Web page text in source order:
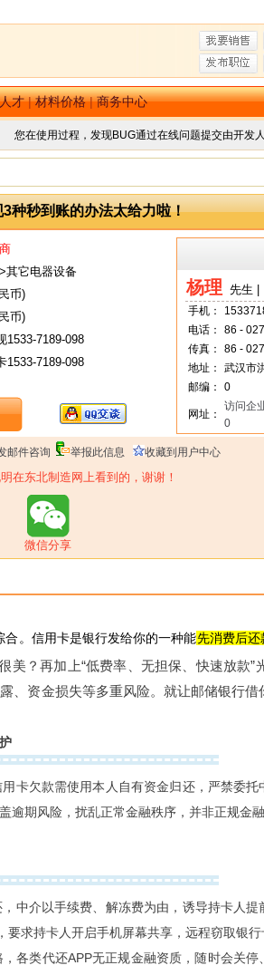
人才|材料价格|商务中心
您在使用过程，发现BUG通过在线问题提交由开发
种秒到账的办法太给力啦！
其它电器设备
币)
币)
1533-7189-098
1533-7189-098
杨理 先生 |
手机：
电话：
86 -
传真：
86 -
地址：
武汉市
邮编：
0
网址：
访问企
0
邮件咨询 举报此信息 收藏到用户中心
在东北制造网上看到的，谢谢！
微信分享
。 信用卡是银行发给你的一种能先消费后还
美？再加上“低费率、无担保、快速放款
、资金损失等多重风险。就让邮储银行
卡欠款需使用本人自有资金归还，严禁委托
期风险，扰乱正常金融秩序，并非正规金
中介以手续费、解冻费为由，诱导持卡人
要求持卡人开启手机屏幕共享，远程窃取银
各类代还APP无正规金融资质，随时会关